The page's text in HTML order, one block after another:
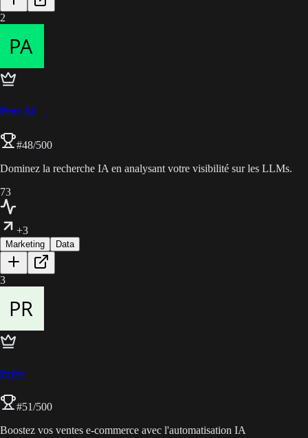
2
Peec AI
#48/500
Dominez la recherche IA en analysant votre visibilité sur les LLMs.
73
+3
Marketing Data
3
Privy
#51/500
Boostez vos ventes e-commerce avec l'automatisation IA